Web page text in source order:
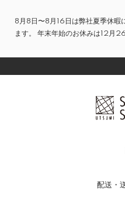
8月8日〜8月16日は弊社夏季休暇
ます。 年末年始のお休みは12月
配送・